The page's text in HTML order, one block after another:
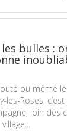
bulles :
ou même
les-Roses,
loin des